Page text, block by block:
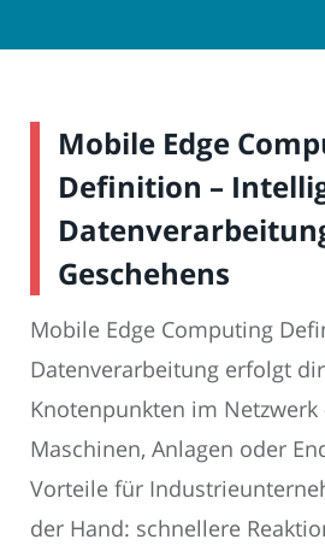
Mobile Edge
Definition –
Geschehens
Mobile Edge Computing
Datenverarbeitung erfolgt
Knotenpunkten im Netzwerk
Maschinen, Anlagen oder
Vorteile für
der Hand: schnellere